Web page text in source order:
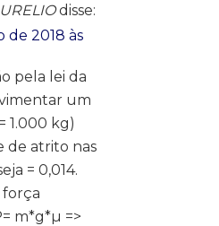
disse:
de 2018 às
pela lei da
um
1.000 kg)
de atrito nas
= 0,014.
m*g*µ =>